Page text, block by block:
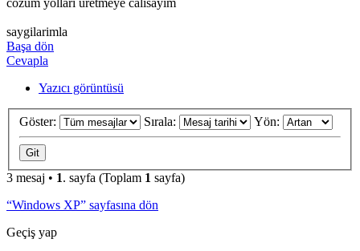
cozum yollari uretmeye calisayim
saygilarimla
Başa dön
Cevapla
Yazıcı görüntüsü
Göster: Sırala: Yön:
3 mesaj • 1. sayfa (Toplam 1 sayfa)
“Windows XP” sayfasına dön
Geçiş yap